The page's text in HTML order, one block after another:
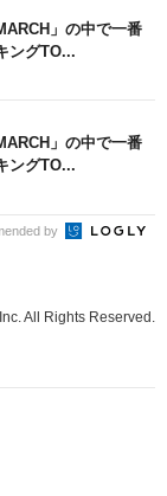
」の中で一番
ングTO...
」の中で一番
ングTO...
by
All Rights Reserved.